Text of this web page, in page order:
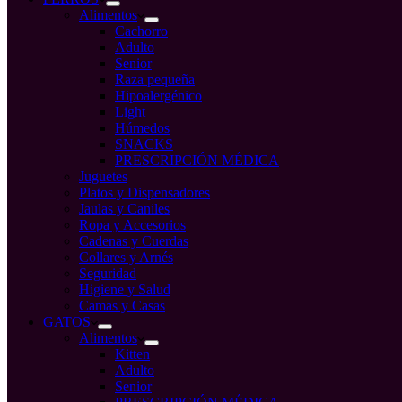
Alimentos
Cachorro
Adulto
Senior
Raza pequeña
Hipoalergénico
Light
Húmedos
SNACKS
PRESCRIPCIÓN MÉDICA
Juguetes
Platos y Dispensadores
Jaulas y Caniles
Ropa y Accesorios
Cadenas y Cuerdas
Collares y Arnés
Seguridad
Higiene y Salud
Camas y Casas
GATOS
Alimentos
Kitten
Adulto
Senior